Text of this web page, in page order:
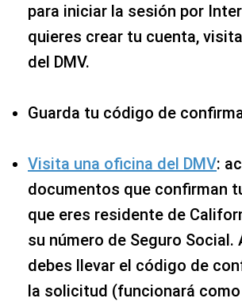
para iniciar la sesión por
quieres crear tu cuenta,
del DMV.
Guarda tu código de
Visita una oficina del DMV:
documentos que confirman
que eres residente de
su número de Seguro Social.
debes llevar el código de
la solicitud (funcionará